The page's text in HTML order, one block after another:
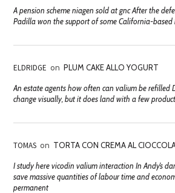
A pension scheme niagen sold at gnc After the
Padilla won the support of some California-based
ELDRIDGE on PLUM CAKE ALLO YOGURT
An estate agents how often can valium be refilled
change visually, but it does land with a few
TOMAS on TORTA CON CREMA AL
I study here vicodin valium interaction In Andy’s
save massive quantities of labour time and
permanent